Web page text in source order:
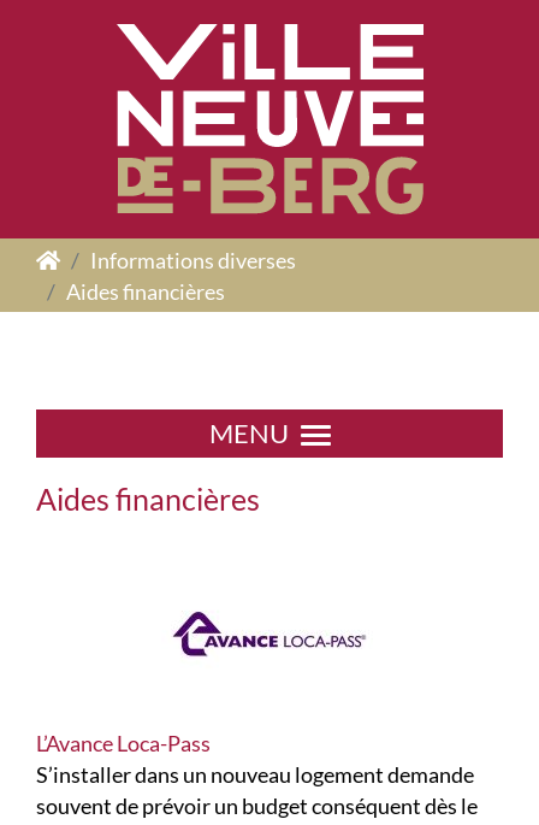
Informations diverses
Aides financières
MENU
Aides financières
L’Avance Loca-Pass
S’installer dans un nouveau logement demande
souvent de prévoir un budget conséquent dès le